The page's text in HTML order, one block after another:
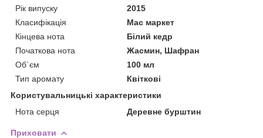
Рік випуску
2015
Класифікація
Мас маркет
Кінцева нота
Білий кедр
Початкова нота
Жасмин, Шафран
Об`єм
100 мл
Тип аромату
Квіткові
Користувальницькі характеристики
Нота серця
Деревне бурштин
Приховати